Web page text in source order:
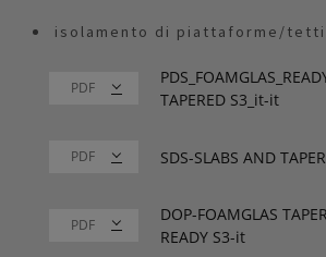
isolamento di piattaforme/tetti
TAPERED S3_it-it
SDS-SLABS AND
DOP-FOAMGLAS
READY S3-it